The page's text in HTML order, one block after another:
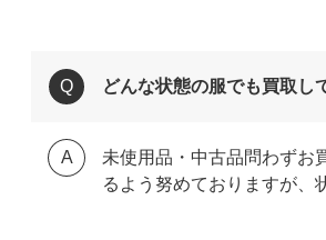
どんな状態の服でも買取し
未使用品・中古品問わずお
るよう努めておりますが、